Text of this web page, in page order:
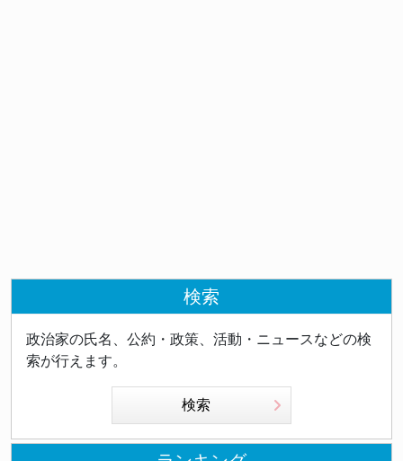
検索
政治家の氏名、公約・政策、活動・ニュースなどの検
索が行えます。
検索